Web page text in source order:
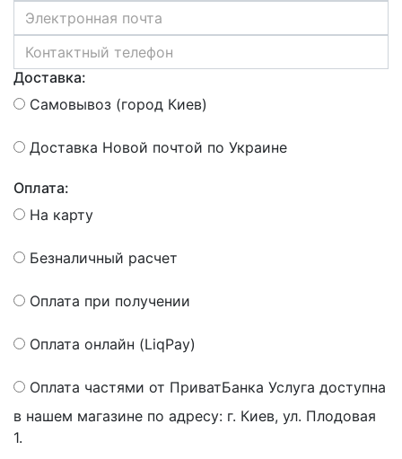
Доставка:
Самовывоз (город Киев)
Доставка Новой почтой по Украине
Оплата:
На карту
Безналичный расчет
Оплата при получении
Оплата онлайн (LiqPay)
Оплата частями от ПриватБанка Услуга доступна
в нашем магазине по адресу: г. Киев, ул. Плодовая
1.